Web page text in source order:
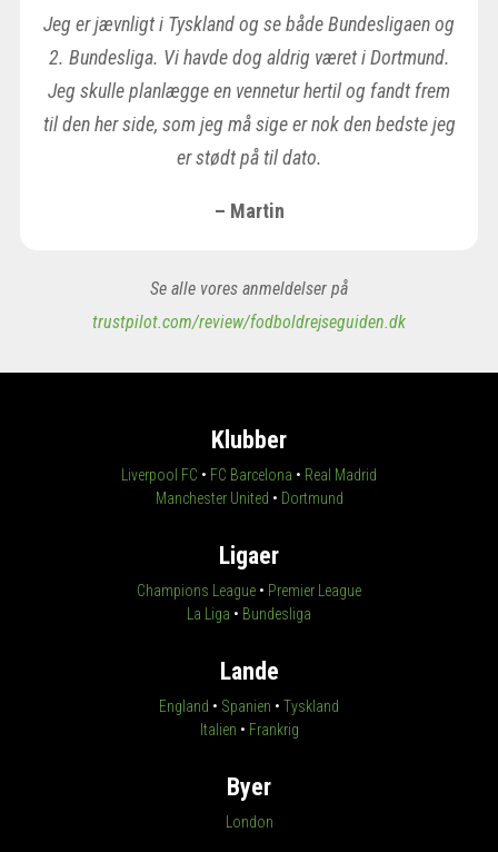
Jeg er jævnligt i Tyskland og se både Bundesligaen og
2. Bundesliga. Vi havde dog aldrig været i Dortmund.
Jeg skulle planlægge en vennetur hertil og fandt frem
til den her side, som jeg må sige er nok den bedste jeg
er stødt på til dato.
– Martin
Se alle vores anmeldelser på
trustpilot.com/review/fodboldrejseguiden.dk
Klubber
Liverpool FC • FC Barcelona • Real Madrid
Manchester United • Dortmund
Ligaer
Champions League • Premier League
La Liga • Bundesliga
Lande
England • Spanien • Tyskland
Italien • Frankrig
Byer
London